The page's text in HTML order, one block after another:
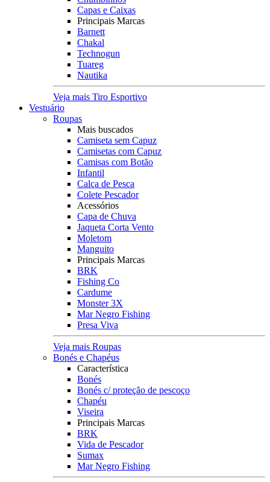
Capas e Caixas
Principais Marcas
Barnett
Chakal
Technogun
Tuareg
Nautika
Veja mais Tiro Esportivo
Vestuário
Roupas
Mais buscados
Camiseta sem Capuz
Camisetas com Capuz
Camisas com Botão
Infantil
Calça de Pesca
Colete Pescador
Acessórios
Capa de Chuva
Jaqueta Corta Vento
Moletom
Manguito
Principais Marcas
BRK
Fishing Co
Cardume
Monster 3X
Mar Negro Fishing
Presa Viva
Veja mais Roupas
Bonés e Chapéus
Característica
Bonés
Bonés c/ proteção de pescoço
Chapéu
Viseira
Principais Marcas
BRK
Vida de Pescador
Sumax
Mar Negro Fishing